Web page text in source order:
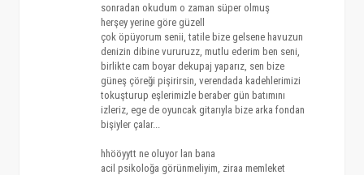
sonradan okudum o zaman süper olmuş
herşey yerine göre güzell
çok öpüyorum senii, tatile bize gelsene havuzun
denizin dibine vururuzz, mutlu ederim ben seni,
birlikte cam boyar dekupaj yaparız, sen bize
güneş çöreği pişirirsin, verendada kadehlerimizi
tokuşturup eşlerimizle beraber gün batımını
izleriz, ege de oyuncak gitarıyla bize arka fondan
bişiyler çalar...
hhööyytt ne oluyor lan bana
acil psikoloğa görünmeliyim, ziraa memleket